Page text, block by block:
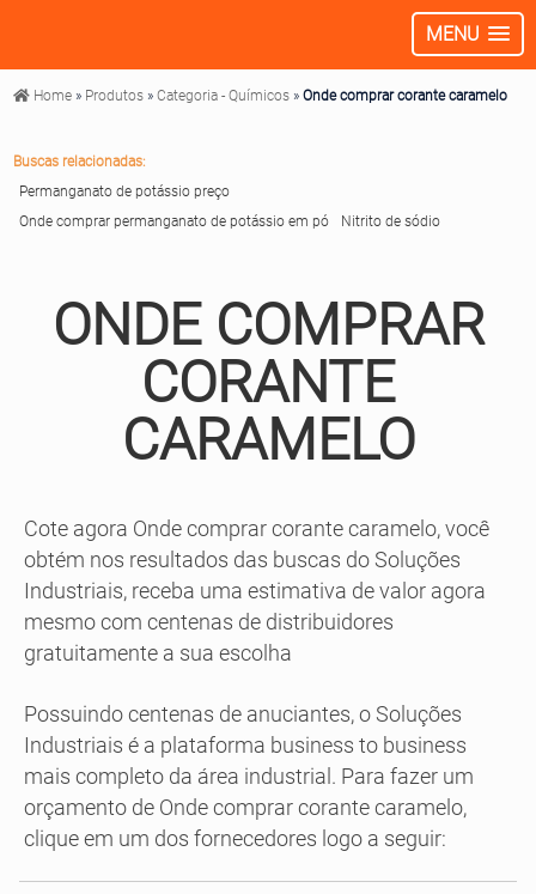
MENU
Home » Produtos » Categoria - Químicos » Onde comprar corante caramelo
Buscas relacionadas:
Permanganato de potássio preço
Onde comprar permanganato de potássio em pó
Nitrito de sódio
ONDE COMPRAR
CORANTE
CARAMELO
Cote agora Onde comprar corante caramelo, você
obtém nos resultados das buscas do Soluções
Industriais, receba uma estimativa de valor agora
mesmo com centenas de distribuidores
gratuitamente a sua escolha
Possuindo centenas de anuciantes, o Soluções
Industriais é a plataforma business to business
mais completo da área industrial. Para fazer um
orçamento de Onde comprar corante caramelo,
clique em um dos fornecedores logo a seguir: